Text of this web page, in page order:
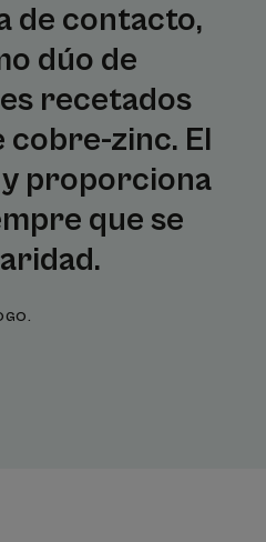
de contacto,
dúo de
recetados
cobre-zinc. El
proporciona
que se